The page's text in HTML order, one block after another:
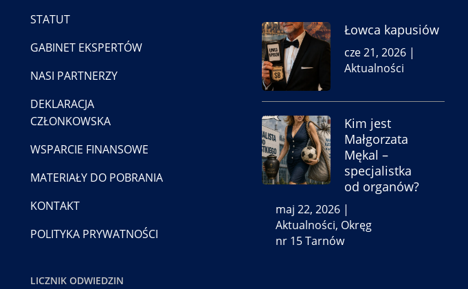
STATUT
GABINET EKSPERTÓW
NASI PARTNERZY
DEKLARACJA
CZŁONKOWSKA
WSPARCIE FINANSOWE
MATERIAŁY DO POBRANIA
KONTAKT
POLITYKA PRYWATNOŚCI
LICZNIK ODWIEDZIN
Łowca kapusiów
cze 21, 2026|
Aktualności
Kim jest
Małgorzata
Mękal –
specjalistka
od organów?
maj 22, 2026|
Aktualności, Okręg
nr 15 Tarnów